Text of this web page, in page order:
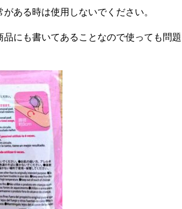
ある時は使用しないでください。
にも書いてあることなので使っても問題